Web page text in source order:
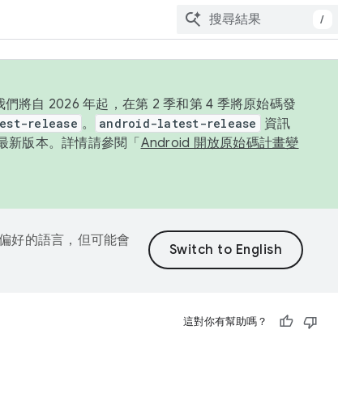
/
將自 2026 年起，在第 2 季和第 4 季將原始碼發
release 。 android-latest-release
資訊
版本。詳情請參閱「 Android 開放原始碼計畫變
好的語言，但可能會
這對你有幫助嗎？